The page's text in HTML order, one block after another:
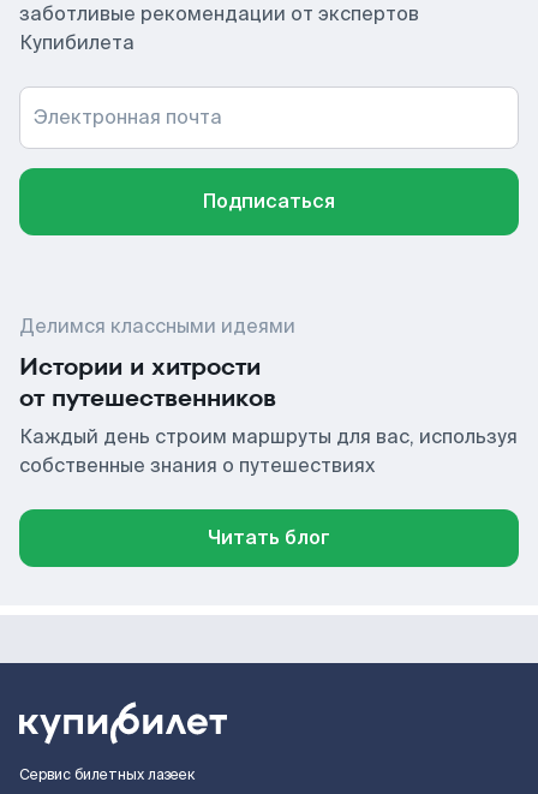
заботливые рекомендации от экспертов
Купибилета
Электронная почта
Подписаться
Делимся классными идеями
Истории и хитрости
от путешественников
Каждый день строим маршруты для вас, используя
собственные знания о путешествиях
Читать блог
Сервис билетных лазеек